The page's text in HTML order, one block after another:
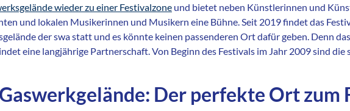
wieder zu einer Festivalzone und bietet neben Künstlerinnen und
und lokalen Musikerinnen und Musikern eine Bühne. Seit 2019 findet das
der swa statt und es könnte keinen passenderen Ort dafür geben. Denn
eine langjährige Partnerschaft. Von Beginn des Festivals im Jahr 2009 sind die
Der perfekte Ort zum